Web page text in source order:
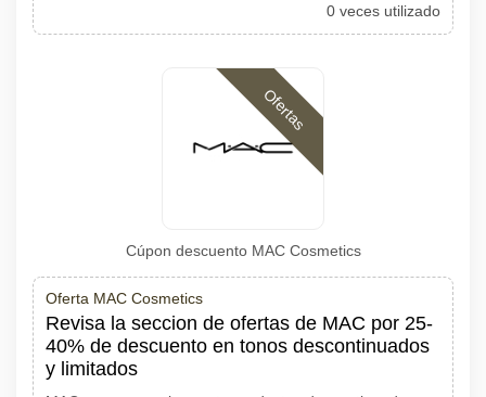
0 veces utilizado
Ofertas
Cúpon descuento MAC Cosmetics
Oferta MAC Cosmetics
Revisa la seccion de ofertas de MAC por 25-
40% de descuento en tonos descontinuados
y limitados